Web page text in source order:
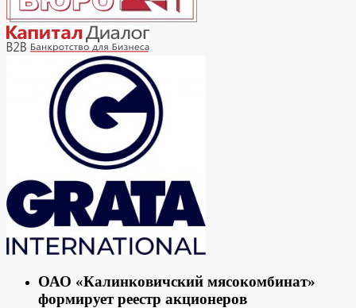
ОАО «Калинковичский мясокомбинат»
формирует реестр акционеров